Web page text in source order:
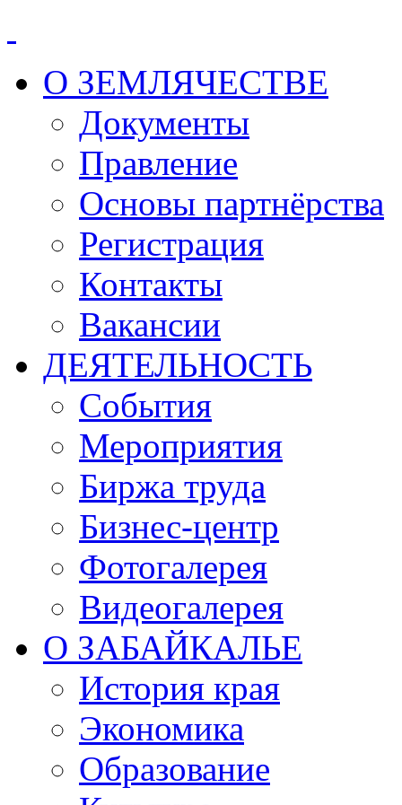
О ЗЕМЛЯЧЕСТВЕ
Документы
Правление
Основы партнёрства
Регистрация
Контакты
Вакансии
ДЕЯТЕЛЬНОСТЬ
События
Мероприятия
Биржа труда
Бизнес-центр
Фотогалерея
Видеогалерея
О ЗАБАЙКАЛЬЕ
История края
Экономика
Образование